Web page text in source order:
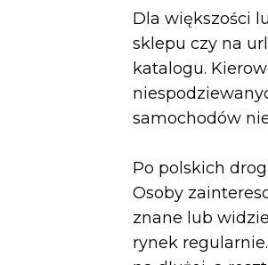
Dla większości
sklepu czy na
katalogu.
samochodów
Po polskich
Osoby
znane lub
rynek